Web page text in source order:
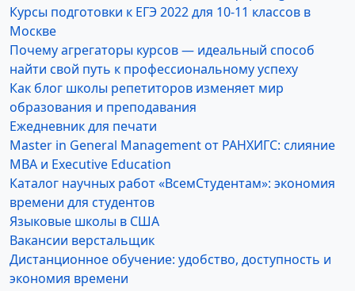
Курсы подготовки к ЕГЭ 2022 для 10-11 классов в
Москве
Почему агрегаторы курсов — идеальный способ
найти свой путь к профессиональному успеху
Как блог школы репетиторов изменяет мир
образования и преподавания
Ежедневник для печати
Master in General Management от РАНХИГС: слияние
MBA и Executive Education
Каталог научных работ «ВсемСтудентам»: экономия
времени для студентов
Языковые школы в США
Вакансии верстальщик
Дистанционное обучение: удобство, доступность и
экономия времени